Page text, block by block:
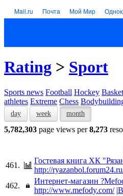
Mail.ru Почта Мой Мир
Rating > Sport
Sports news Football Hockey
athletes Extreme Chess
day week month
5,782,303 page views per8,273
461.
Гостевая книга ХК
http://
462.
Интернет-магазин
http://www.mefody.com/ |